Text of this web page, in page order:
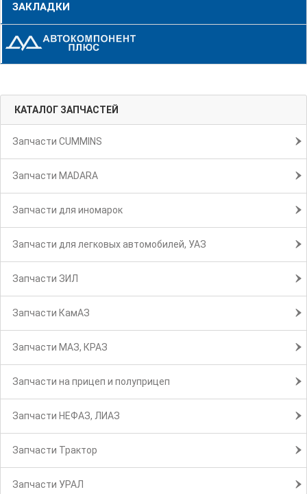
ЗАКЛАДКИ
КАТАЛОГ ЗАПЧАСТЕЙ
Запчасти CUMMINS
Запчасти MADARA
Запчасти для иномарок
Запчасти для легковых автомобилей, УАЗ
Запчасти ЗИЛ
Запчасти КамАЗ
Запчасти МАЗ, КРАЗ
Запчасти на прицеп и полуприцеп
Запчасти НЕФАЗ, ЛИАЗ
Запчасти Трактор
Запчасти УРАЛ